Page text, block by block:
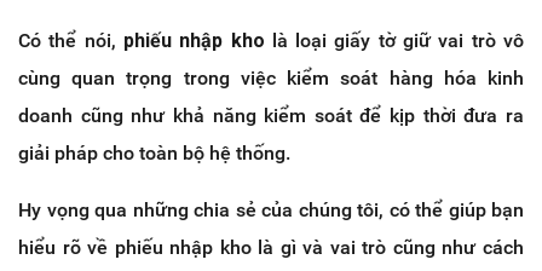
Có thể nói, phiếu nhập kho là loại giấy tờ giữ vai trò vô
cùng quan trọng trong việc kiểm soát hàng hóa kinh
doanh cũng như khả năng kiểm soát để kịp thời đưa ra
giải pháp cho toàn bộ hệ thống.
Hy vọng qua những chia sẻ của chúng tôi, có thể giúp bạn
hiểu rõ về phiếu nhập kho là gì và vai trò cũng như cách